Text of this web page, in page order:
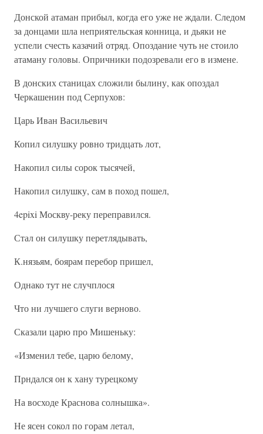
Донской атаман прибыл, когда его уже не ждали. Следом
за донцами шла неприятельская конница, и дьяки не
успели счесть казачий отряд. Опоздание чуть не стоило
атаману головы. Опричники подозревали его в измене.
В донских станицах сложили былину, как опоздал
Черкашенин под Серпухов:
Царь Иван Васильевич
Копил силушку ровно тридцать лот,
Накопил силы сорок тысячей,
Накопил силушку, сам в поход пошел,
4epixi Москву-реку переправился.
Стал он силушку перетлядывать,
К.нязьям, боярам перебор пришел,
Однако тут не случплося
Что ни лучшего слуги верново.
Сказали царю про Мишеньку:
«Изменил тебе, царю белому,
Прндался он к хану турецкому
На восходе Краснова солнышка».
Не ясен сокол по горам летал,